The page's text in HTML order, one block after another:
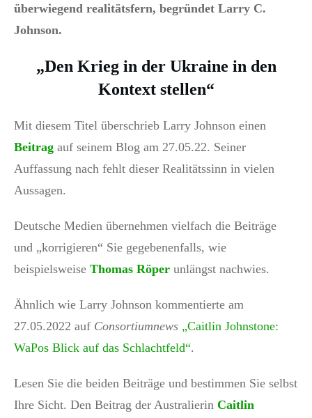
überwiegend realitätsfern, begründet Larry C.
Johnson.
„Den Krieg in der Ukraine in den
Kontext stellen“
Mit diesem Titel überschrieb Larry Johnson einen
Beitrag auf seinem Blog am 27.05.22. Seiner
Auffassung nach fehlt dieser Realitätssinn in vielen
Aussagen.
Deutsche Medien übernehmen vielfach die Beiträge
und „korrigieren“ Sie gegebenenfalls, wie
beispielsweise Thomas Röper unlängst nachwies.
Ähnlich wie Larry Johnson kommentierte am
27.05.2022 auf Consortiumnews „Caitlin Johnstone:
WaPos Blick auf das Schlachtfeld“.
Lesen Sie die beiden Beiträge und bestimmen Sie selbst
Ihre Sicht. Den Beitrag der Australierin Caitlin